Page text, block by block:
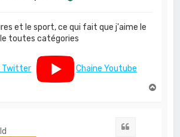
et le sport, ce qui fait que j'aime le
toutes catégories
Twitter
Chaine Youtube